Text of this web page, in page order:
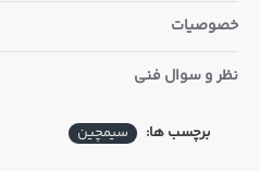
خصوصیات
نظر و سوال فنی
برچسب ها: سیمچین